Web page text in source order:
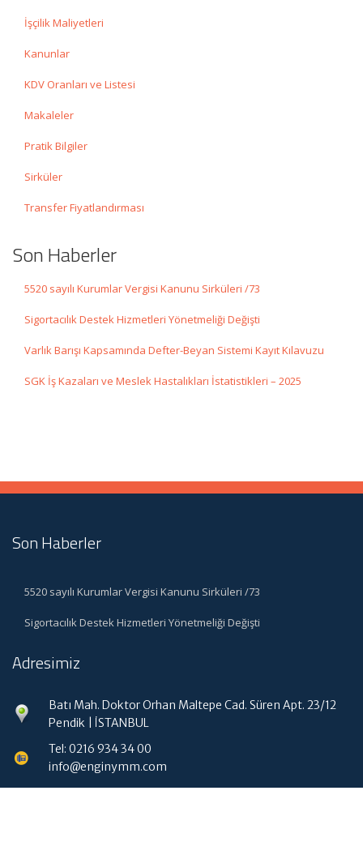
İşçilik Maliyetleri
Kanunlar
KDV Oranları ve Listesi
Makaleler
Pratik Bilgiler
Sirküler
Transfer Fiyatlandırması
Son Haberler
5520 sayılı Kurumlar Vergisi Kanunu Sirküleri /73
Sigortacılık Destek Hizmetleri Yönetmeliği Değişti
Varlık Barışı Kapsamında Defter-Beyan Sistemi Kayıt Kılavuzu
SGK İş Kazaları ve Meslek Hastalıkları İstatistikleri – 2025
Son Haberler
5520 sayılı Kurumlar Vergisi Kanunu Sirküleri /73
Sigortacılık Destek Hizmetleri Yönetmeliği Değişti
Adresimiz
Batı Mah. Doktor Orhan Maltepe Cad. Süren Apt. 23/12
Pendik | İSTANBUL
Tel: 0216 934 34 00
info@enginymm.com